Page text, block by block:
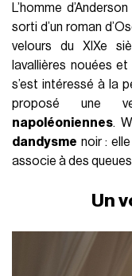
L’homme
sorti d’un roman
velours du XIXe
lavallières nouées
s’est intéressé à la
proposé une
napoléoniennes.
dandysme noir :
associe à des
Un